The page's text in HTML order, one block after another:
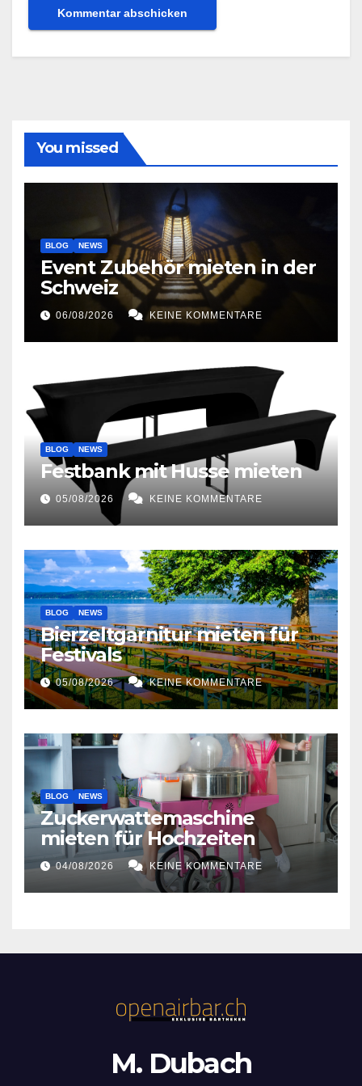
You missed
BLOG NEWS
Event Zubehör mieten in der
Schweiz
06/08/2026 KEINE KOMMENTARE
BLOG NEWS
Festbank mit Husse mieten
05/08/2026 KEINE KOMMENTARE
BLOG NEWS
Bierzeltgarnitur mieten für
Festivals
05/08/2026 KEINE KOMMENTARE
BLOG NEWS
Zuckerwattemaschine
mieten für Hochzeiten
04/08/2026 KEINE KOMMENTARE
M. Dubach